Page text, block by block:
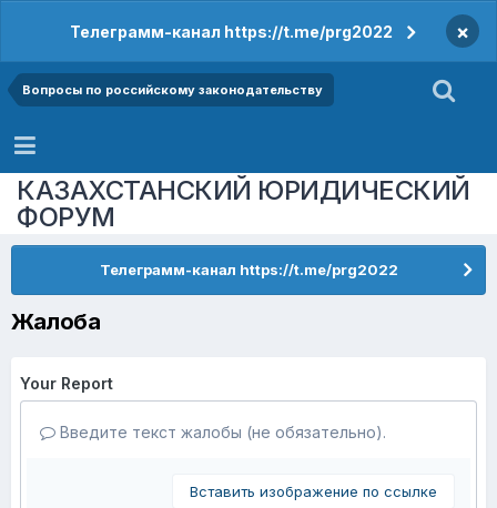
Телеграмм-канал https://t.me/prg2022 ×
Вопросы по российскому законодательству
КАЗАХСТАНСКИЙ ЮРИДИЧЕСКИЙ
ФОРУМ
Телеграмм-канал https://t.me/prg2022
Жалоба
Your Report
Введите текст жалобы (не обязательно).
Вставить изображение по ссылке